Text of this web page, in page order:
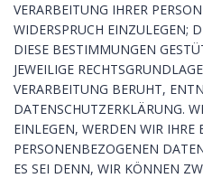
VERARBEITUNG IHRER
WIDERSPRUCH EINZULEGEN;
DIESE BESTIMMUNGEN
JEWEILIGE
VERARBEITUNG BERUHT,
DATENSCHUTZERKLÄRUNG.
EINLEGEN, WERDEN WIR IHRE
PERSONENBEZOGENEN
ES SEI DENN, WIR KÖNNEN